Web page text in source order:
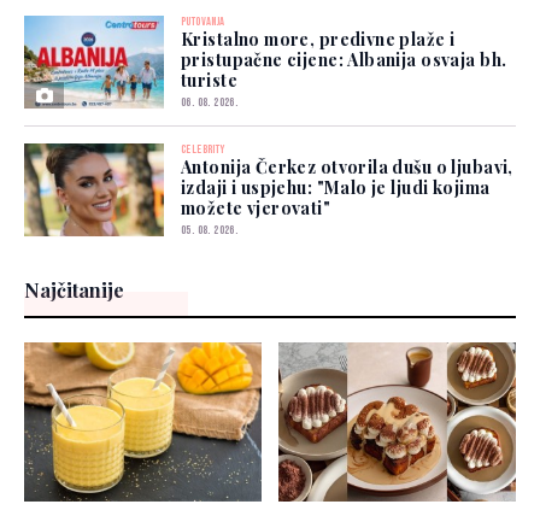
PUTOVANJA
Kristalno more, predivne plaže i
pristupačne cijene: Albanija osvaja bh.
turiste
06. 08. 2026.
CELEBRITY
Antonija Čerkez otvorila dušu o ljubavi,
izdaji i uspjehu: "Malo je ljudi kojima
možete vjerovati"
05. 08. 2026.
Najčitanije